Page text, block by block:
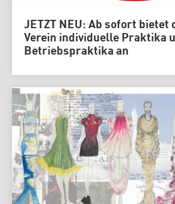
JETZT NEU: Ab sofort bietet
Verein individuelle Praktika
Betriebspraktika an